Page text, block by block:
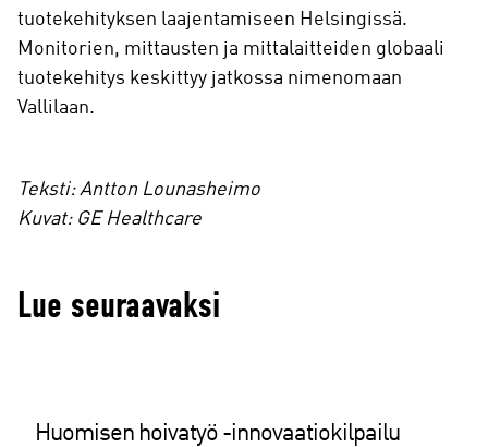
tuotekehityksen laajentamiseen Helsingissä.
Monitorien, mittausten ja mittalaitteiden globaali
tuotekehitys keskittyy jatkossa nimenomaan
Vallilaan.
Teksti: Antton Lounasheimo
Kuvat: GE Healthcare
Lue seuraavaksi
Huomisen hoivatyö -innovaatiokilpailu